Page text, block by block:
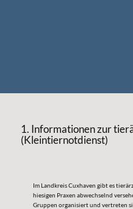
1. Informationen zur
(Kleintiernotdienst)
Im Landkreis Cuxhaven gibt es
hiesigen Praxen abwechselnd
Gruppen organisiert und vertreten